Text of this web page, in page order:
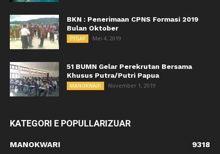
BKN : Penerimaan CPNS Formasi 2019
Bulan Oktober
PEGAF Mei 4, 2019
51 BUMN Gelar Perekrutan Bersama
Khusus Putra/Putri Papua
MANOKWARI November 1, 2019
KATEGORI E POPULLARIZUAR
MANOKWARI
9318